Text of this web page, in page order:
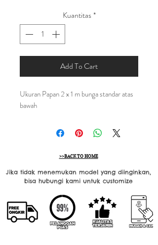
Kuantitas*
Add To Cart
Ukuran Papan 2 x 1 m bunga standar atas
bawah
>>BACK TO HOME
Jika tidak menemukan model yang diinginkan,
bisa hubungi kami untuk customize